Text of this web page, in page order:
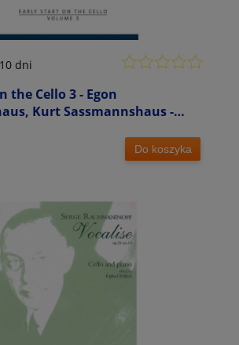
the Cello 3 - Egon
Kurt Sassmannshaus -
dni
Do koszyka